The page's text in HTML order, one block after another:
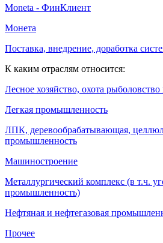
Moneta - ФинКлиент
Монета
Поставка, внедрение, доработка
К каким отраслям относится:
Лесное хозяйство, охота
Легкая промышленность
ЛПК, деревообрабатывающая,
промышленность
Машиностроение
Металлургический комплекс (в т.ч.
промышленность)
Нефтяная и нефтегазовая
Прочее